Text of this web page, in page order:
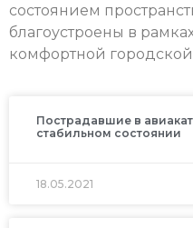
состоянием
благоустроены в
комфортной
Пострадавшие в
стабильном состоянии
18.05.2021